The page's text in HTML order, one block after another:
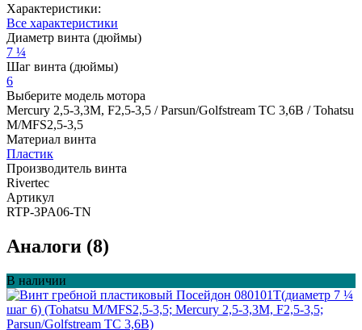
Характеристики:
Все характеристики
Диаметр винта (дюймы)
7 ¼
Шаг винта (дюймы)
6
Выберите модель мотора
Mercury 2,5-3,3M, F2,5-3,5 / Parsun/Golfstream TC 3,6B / Tohatsu
M/MFS2,5-3,5
Материал винта
Пластик
Производитель винта
Rivertec
Артикул
RTP-3PA06-TN
Аналоги (8)
В наличии